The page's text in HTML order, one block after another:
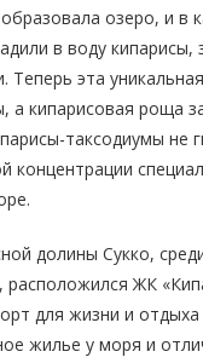
озеро, и в
в воду кипарисы,
Теперь эта
а кипарисовая роща
таксодиумы не
концентрации
долины Сукко,
расположился ЖК
для жизни и
жилье у моря и